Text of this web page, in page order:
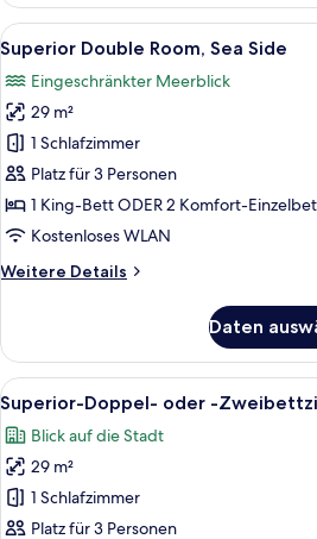
Alle
Fotos
für
Superior
Double
Room,
Sea
Side
Ein
15
Superior Double Room, Sea Side
Eingeschränkter Meerblick
29 m²
1 Schlafzimmer
Platz für 3 Personen
1 King-Bett ODER 2 Komfort-
Kostenloses WLAN
Weitere Details
Weitere
Double
Room,
Sea
Side
Daten
Alle
Fotos
für
Superior-
Doppel-
oder
Ein
7
Superior-Doppel- oder -
Blick auf die Stadt
29 m²
1 Schlafzimmer
Platz für 3 Personen